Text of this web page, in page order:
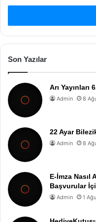
Son Yazılar
Arı Yayınları
Admin 8
22 Ayar
Admin 8
E-İmza Nasıl
Başvurular
Admin 1